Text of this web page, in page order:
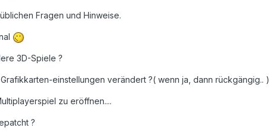
Fragen und Hinweise.
3D-Spiele ?
einstellungen verändert ?( wenn ja, dann rückgängig.. )
zu eröffnen....
?